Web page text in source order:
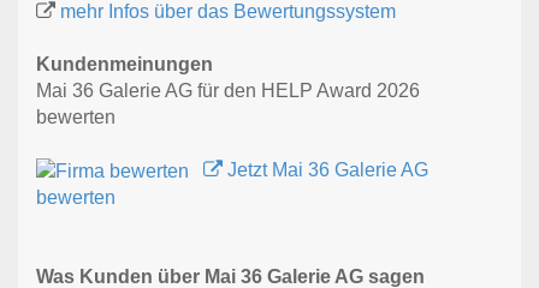
mehr Infos über das Bewertungssystem
Kundenmeinungen
Mai 36 Galerie AG für den HELP Award 2026
bewerten
Jetzt Mai 36 Galerie AG
bewerten
Was Kunden über Mai 36 Galerie AG sagen